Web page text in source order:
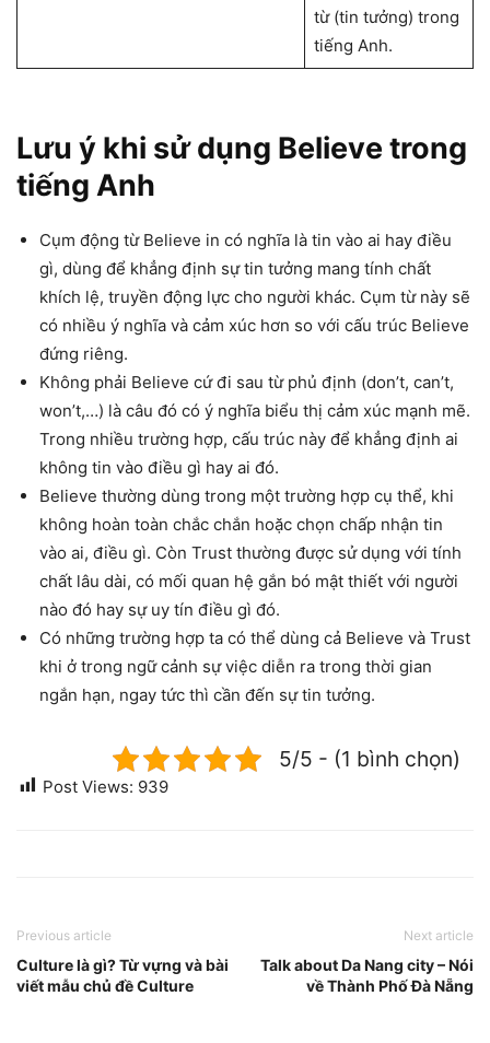
từ (tin tưởng) trong
tiếng Anh.
Lưu ý khi sử dụng Believe trong
tiếng Anh
Cụm động từ Believe in có nghĩa là tin vào ai hay điều
gì, dùng để khẳng định sự tin tưởng mang tính chất
khích lệ, truyền động lực cho người khác. Cụm từ này sẽ
có nhiều ý nghĩa và cảm xúc hơn so với cấu trúc Believe
đứng riêng.
Không phải Believe cứ đi sau từ phủ định (don’t, can’t,
won’t,…) là câu đó có ý nghĩa biểu thị cảm xúc mạnh mẽ.
Trong nhiều trường hợp, cấu trúc này để khẳng định ai
không tin vào điều gì hay ai đó.
Believe thường dùng trong một trường hợp cụ thể, khi
không hoàn toàn chắc chắn hoặc chọn chấp nhận tin
vào ai, điều gì. Còn Trust thường được sử dụng với tính
chất lâu dài, có mối quan hệ gắn bó mật thiết với người
nào đó hay sự uy tín điều gì đó.
Có những trường hợp ta có thể dùng cả Believe và Trust
khi ở trong ngữ cảnh sự việc diễn ra trong thời gian
ngắn hạn, ngay tức thì cần đến sự tin tưởng.
5/5 - (1 bình chọn)
Post Views: 939
Previous article
Culture là gì? Từ vựng và bài
viết mẫu chủ đề Culture
Next article
Talk about Da Nang city – Nói
về Thành Phố Đà Nẵng